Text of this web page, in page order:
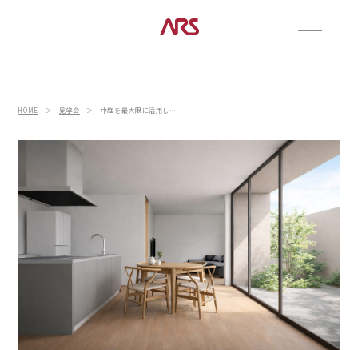
展示場
資料請求
CONTENTS
建築実例
インタビュー
HOME ＞ 見学会 ＞ 中庭を最大限に活用し、四季を愉しむ家